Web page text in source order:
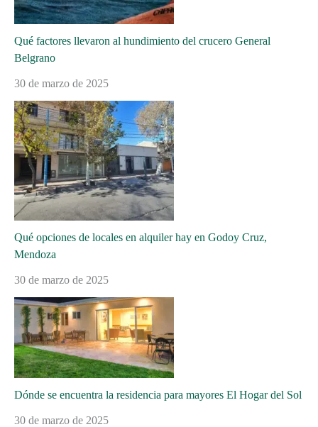
Qué factores llevaron al hundimiento del crucero General
Belgrano
30 de marzo de 2025
Qué opciones de locales en alquiler hay en Godoy Cruz,
Mendoza
30 de marzo de 2025
Dónde se encuentra la residencia para mayores El Hogar del Sol
30 de marzo de 2025